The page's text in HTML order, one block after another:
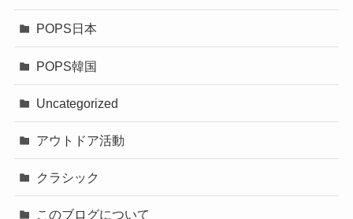
POPS日本
POPS韓国
Uncategorized
アウトドア活動
クラシック
このブログについて